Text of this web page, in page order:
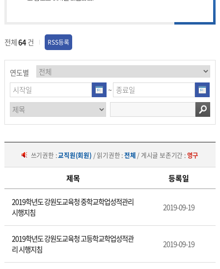
전체64건 RSS등록
연도별
~
쓰기권한 :교직원(회원) / 읽기권한 :전체 / 게시글 보존기간 :영구
육
제목 등록일
2019학년도 강원도교육청 중학교학업성적관리
시행지침
2019-09-19
2019학년도 강원도교육청 고등학교학업성적관
리 시행지침
2019-09-19